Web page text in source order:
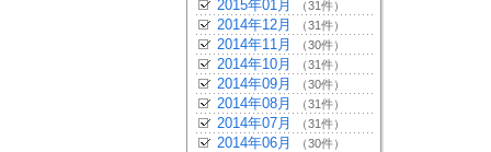
2015年01月 （31件）
2014年12月 （31件）
2014年11月 （30件）
2014年10月 （31件）
2014年09月 （30件）
2014年08月 （31件）
2014年07月 （31件）
2014年06月 （30件）